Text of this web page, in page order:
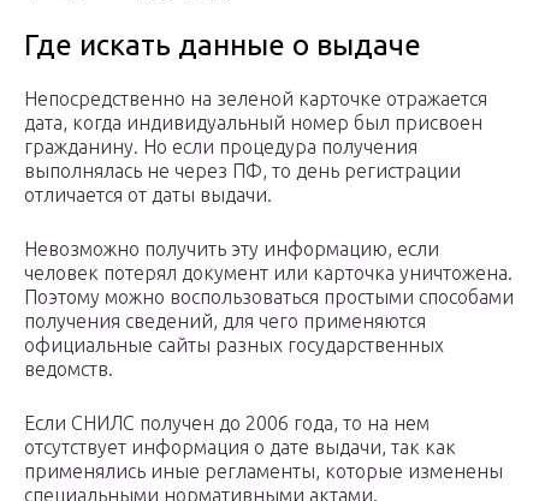
Где искать данные о выдаче
Непосредственно на зеленой карточке отражается
дата, когда индивидуальный номер был присвоен
гражданину. Но если процедура получения
выполнялась не через ПФ, то день регистрации
отличается от даты выдачи.
Невозможно получить эту информацию, если
человек потерял документ или карточка уничтожена.
Поэтому можно воспользоваться простыми способами
получения сведений, для чего применяются
официальные сайты разных государственных
ведомств.
Если СНИЛС получен до 2006 года, то на нем
отсутствует информация о дате выдачи, так как
применялись иные регламенты, которые изменены
специальными нормативными актами.